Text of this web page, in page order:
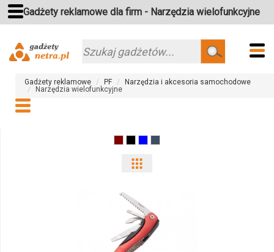
Gadżety reklamowe dla firm - Narzędzia wielofunkcyjne
Szukaj
Gadżety reklamowe PF
Narzędzia i akcesoria samochodowe
Narzędzia wielofunkcyjne
i
ilości